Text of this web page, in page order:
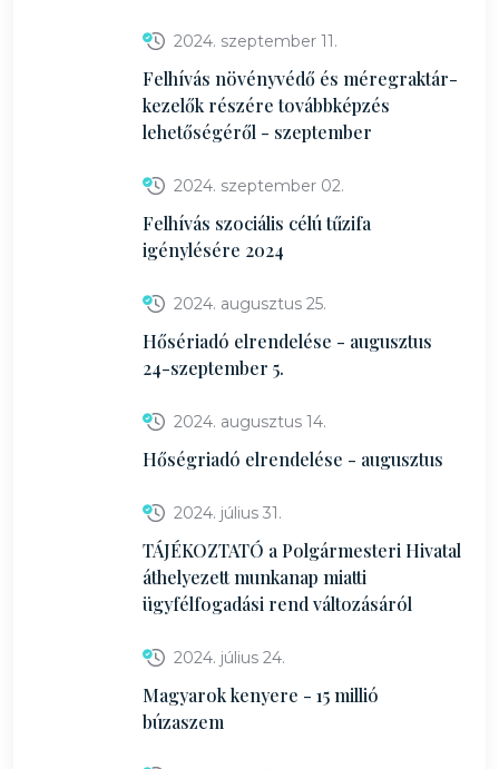
2024. szeptember 11.
Felhívás növényvédő és méregraktár-
kezelők részére továbbképzés
lehetőségéről - szeptember
2024. szeptember 02.
Felhívás szociális célú tűzifa
igénylésére 2024
2024. augusztus 25.
Hősériadó elrendelése - augusztus
24-szeptember 5.
2024. augusztus 14.
Hőségriadó elrendelése - augusztus
2024. július 31.
TÁJÉKOZTATÓ a Polgármesteri Hivatal
áthelyezett munkanap miatti
ügyfélfogadási rend változásáról
2024. július 24.
Magyarok kenyere - 15 millió
búzaszem